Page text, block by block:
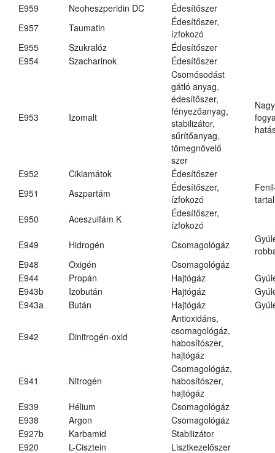
E959
Neoheszperidin DC
Édesítőszer
E957
Taumatin
Édesítőszer,
ízfokozó
E955
Szukralóz
Édesítőszer
E954
Szacharinok Édesítőszer
E953 Izomalt
Csomósodást
gátló anyag,
édesítőszer,
fényezőanyag,
stabilizátor,
sűrítőanyag,
tömegnövelő
szer
E952 Ciklamátok
Édesítőszer
E951
Aszpartám
Édesítőszer,
ízfokozó
E950
Aceszulfám K
Édesítőszer,
ízfokozó
E949
Hidrogén Csomagológáz
E948
Oxigén
Csomagológáz
E944
Propán Hajtógáz
E943b
Izobután Hajtógáz
E943a
Bután Hajtógáz
E942 Dinitrogén-oxid
Antioxidáns,
csomagológáz,
habosítószer,
hajtógáz
E941 Nitrogén
Csomagológáz,
habosítószer,
hajtógáz
E939
Hélium
Csomagológáz
E938
Argon
Csomagológáz
E927b
Karbamid
Stabilizátor
E920
L-Cisztein
Lisztkezelőszer